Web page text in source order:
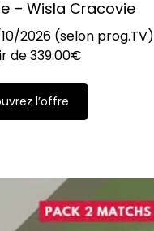
– Wisla Cracovie
2026 (selon prog.TV)
de339.00€
l’offre